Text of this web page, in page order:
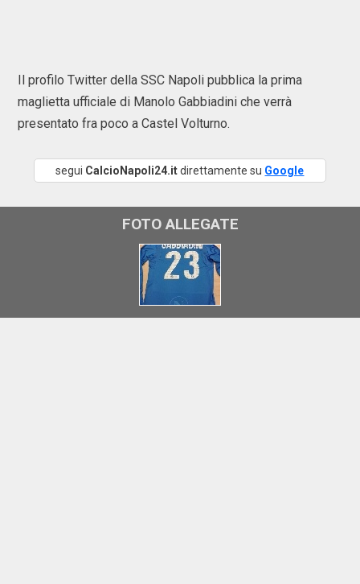
Il profilo Twitter della SSC Napoli pubblica la prima
maglietta ufficiale di Manolo Gabbiadini che verrà
presentato fra poco a Castel Volturno.
segui CalcioNapoli24.itdirettamente su Google
FOTO ALLEGATE